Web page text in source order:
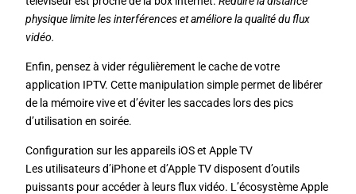
physique limite les interférences et améliore la qualité du flux
vidéo.
Enfin, pensez à vider régulièrement le cache de votre
application IPTV. Cette manipulation simple permet de libérer
de la mémoire vive et d’éviter les saccades lors des pics
d’utilisation en soirée.
Configuration sur les appareils iOS et Apple TV
Les utilisateurs d’iPhone et d’Apple TV disposent d’outils
puissants pour accéder à leurs flux vidéo. L’écosystème Apple